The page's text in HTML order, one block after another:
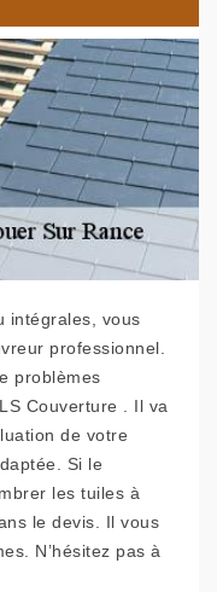
intégrales, vous
professionnel.
problèmes
Couverture . Il va
de votre
Si le
les tuiles à
le devis. Il vous
N’hésitez pas à